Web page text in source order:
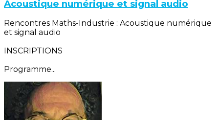
Acoustique numérique et signal audio
Rencontres Maths-Industrie : Acoustique numérique
et signal audio
INSCRIPTIONS
Programme...